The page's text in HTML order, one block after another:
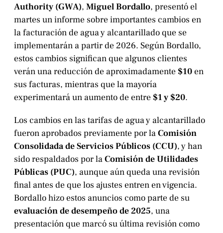
Authority (GWA), Miguel Bordallo, presentó el
martes un informe sobre importantes cambios en
la facturación de agua y alcantarillado que se
implementarán a partir de 2026. Según Bordallo,
estos cambios significan que algunos clientes
verán una reducción de aproximadamente $10 en
sus facturas, mientras que la mayoría
experimentará un aumento de entre $1 y $20.
Los cambios en las tarifas de agua y alcantarillado
fueron aprobados previamente por laComisión
Consolidada de Servicios Públicos (CCU), y han
sido respaldados por laComisión de Utilidades
Públicas (PUC), aunque aún queda una revisión
final antes de que los ajustes entren en vigencia.
Bordallo hizo estos anuncios como parte de su
evaluación de desempeño de 2025, una
presentación que marcó su última revisión como